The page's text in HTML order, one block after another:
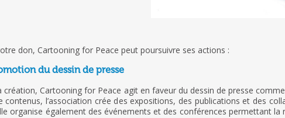
don, Cartooning for Peace peut poursuivre ses actions :
du dessin de presse
création, Cartooning for Peace agit en faveur du dessin de presse
contenus, l’association crée des expositions, des publications et des
organise également des événements et des conférences permettant